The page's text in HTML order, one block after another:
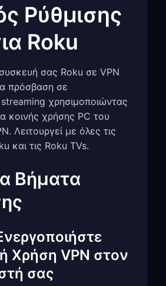
Ρύθμισης
Roku
σας Roku σε VPN
πρόσβαση σε
χρησιμοποιώντας
κοινής χρήσης PC του
Λειτουργεί με όλες τις
και τις Roku TVs.
Βήματα
Χρήση VPN στον
σας